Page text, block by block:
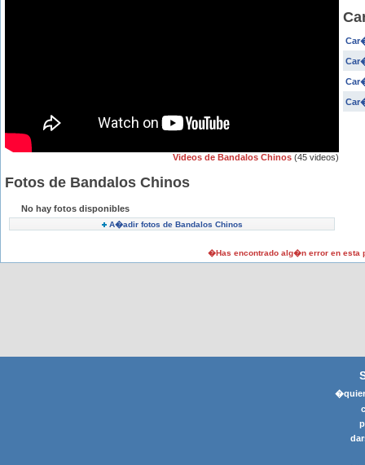
Videos de Bandalos Chinos (45 videos)
Fotos de Bandalos Chinos
No hay fotos disponibles
A�adir fotos de Bandalos Chinos
�Has encontrado alg�n error en esta